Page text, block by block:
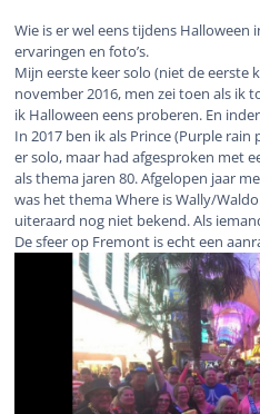
Wie is er wel eens tijdens Halloween
ervaringen en foto’s.
Mijn eerste keer solo (niet de eerste
november 2016, men zei toen als ik
ik Halloween eens proberen. En
In 2017 ben ik als Prince (Purple
er solo, maar had afgesproken met
als thema jaren 80. Afgelopen jaar
was het thema Where is Wally/
uiteraard nog niet bekend. Als
De sfeer op Fremont is echt een